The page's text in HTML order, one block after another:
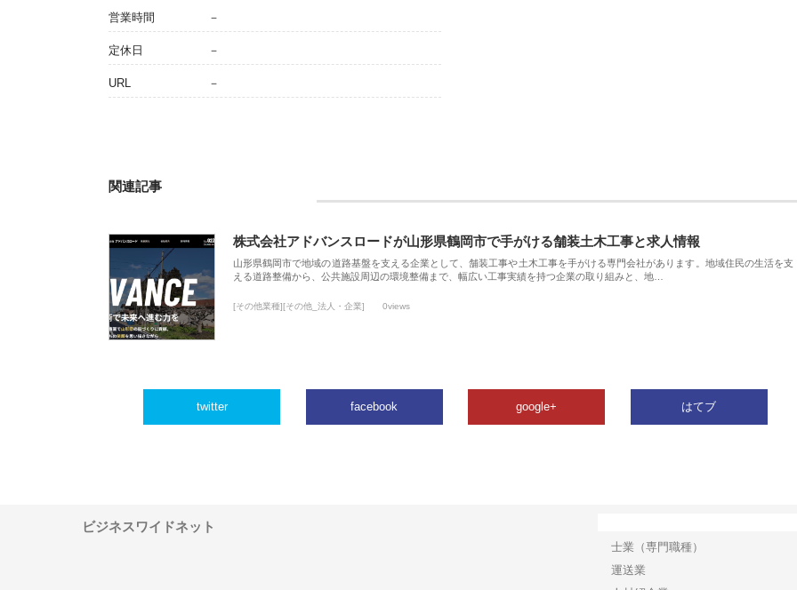
営業時間 －
定休日 －
URL －
関連記事
株式会社アドバンスロードが山形県鶴岡市で手がける舗装土木工事と求人情報
山形県鶴岡市で地域の道路基盤を支える企業として、舗装工事や土木工事を手がける専門会社があります。地域住民の生活を支
える道路整備から、公共施設周辺の環境整備まで、幅広い工事実績を持つ企業の取り組みと、地…
[その他業種][その他_法人・企業] 0views
twitter facebook google+ はてブ
ビジネスワイドネット
士業（専門職種）
運送業